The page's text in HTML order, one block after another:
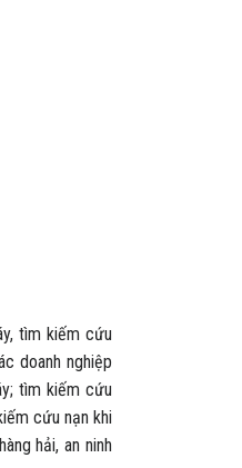
tìm kiếm cứu
doanh nghiệp
tìm kiếm cứu
cứu nạn khi
hải, an ninh